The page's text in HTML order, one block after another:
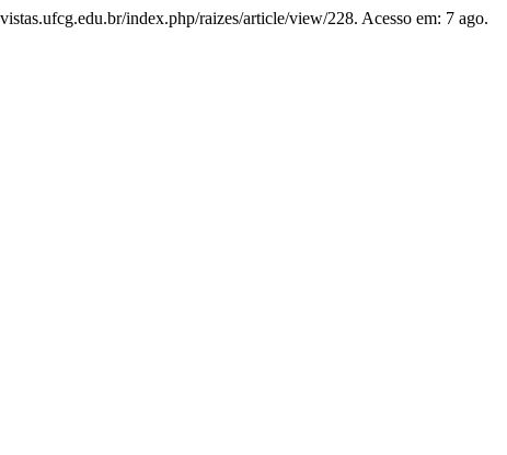
index.php/raizes/article/view/228. Acesso em: 7 ago.